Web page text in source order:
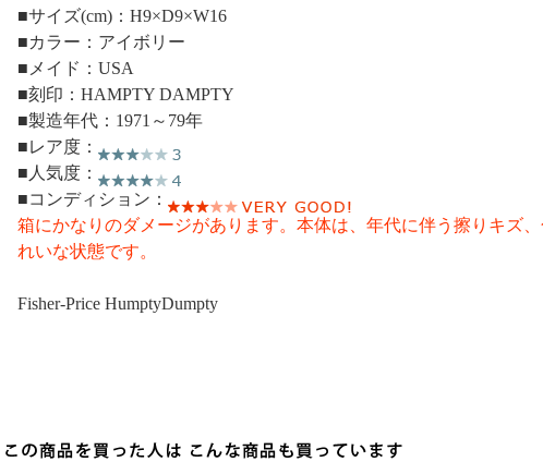
■サイズ(cm)：H9×D9×W16
■カラー：アイボリー
■メイド：USA
■刻印：HAMPTY DAMPTY
■製造年代：1971～79年
■レア度：
■人気度：
■コンディション：
箱にかなりのダメージがあります。本体は、年代に伴う擦りキズ
れいな状態です。
Fisher-Price HumptyDumpty